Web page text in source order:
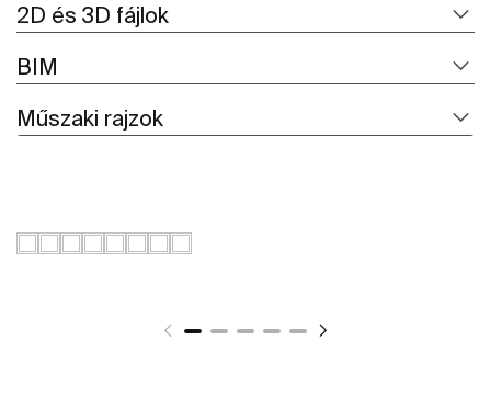
2D és 3D fájlok
BIM
Műszaki rajzok